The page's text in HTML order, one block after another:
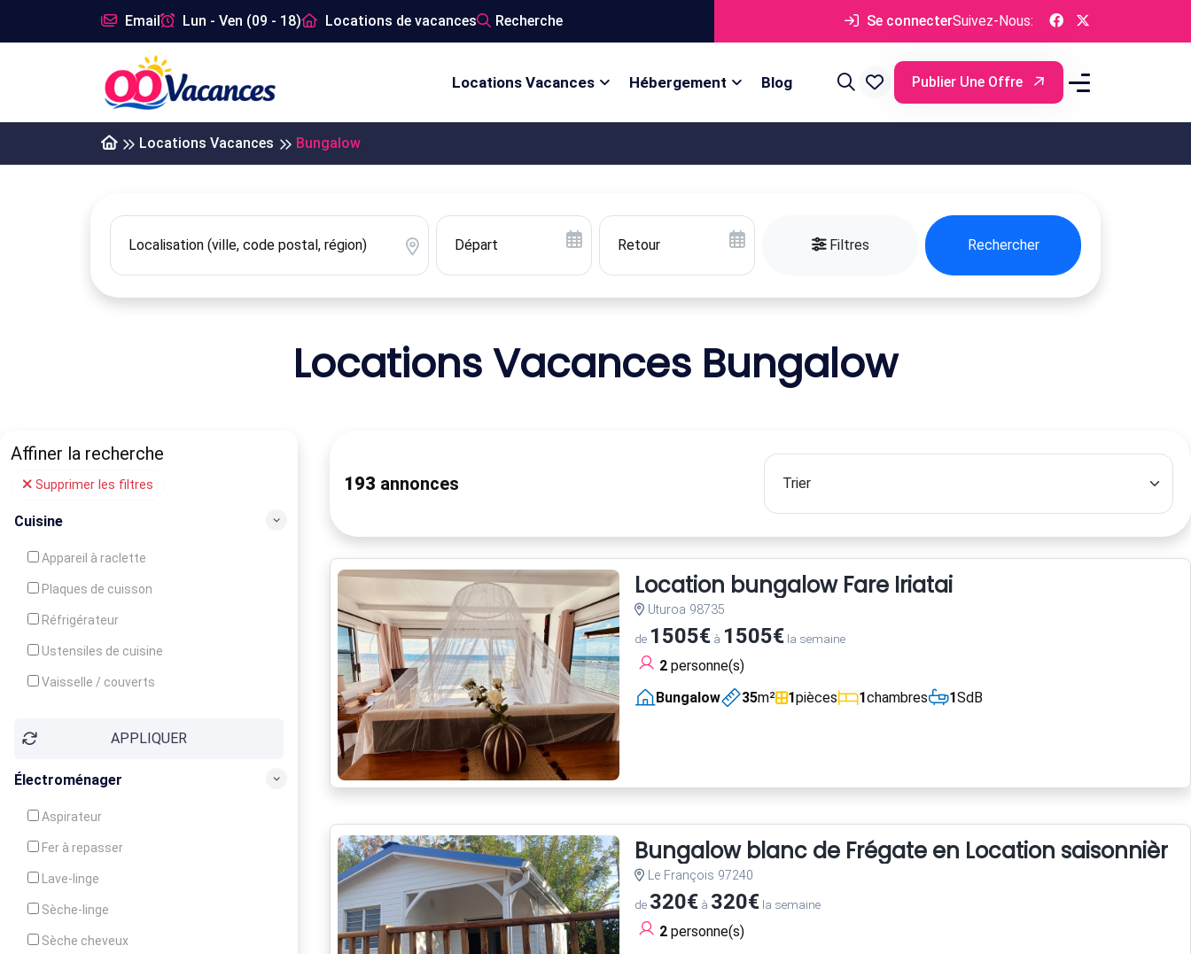
Email Lun - Ven (09 - 18) Locations de vacances Recherche Se connecterSuivez-Nous:
Locations Vacances Hébergement Blog Publier Une Offre
Locations Vacances Bungalow
Filtres Rechercher
Locations Vacances Bungalow
Affiner la recherche
Supprimer les filtres
Cuisine
Appareil à raclette
Plaques de cuisson
Réfrigérateur
Ustensiles de cuisine
Vaisselle / couverts
Congélateur
APPLIQUER
Électroménager
Aspirateur
Fer à repasser
Lave-linge
Sèche-linge
Sèche cheveux
193 annonces
Location bungalow Fare Iriatai
Uturoa 98735
de 1505€à 1505€la semaine
2personne(s)
Bungalow
35m² 1pièces 1chambres 1SdB
Bungalow blanc de Frégate en Location saisonnière.
Le François 97240
de 320€à 320€la semaine
2personne(s)